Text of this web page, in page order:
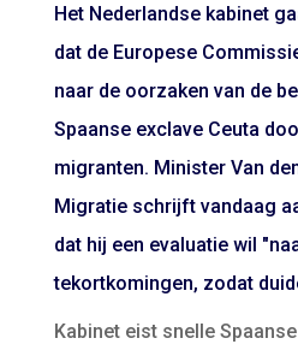
Het Nederlandse kabinet
dat de Europese
naar de oorzaken van de
Spaanse exclave Ceuta
migranten. Minister Van
Migratie schrijft vandaag
dat hij een evaluatie wil
tekortkomingen, zodat
Kabinet eist snelle